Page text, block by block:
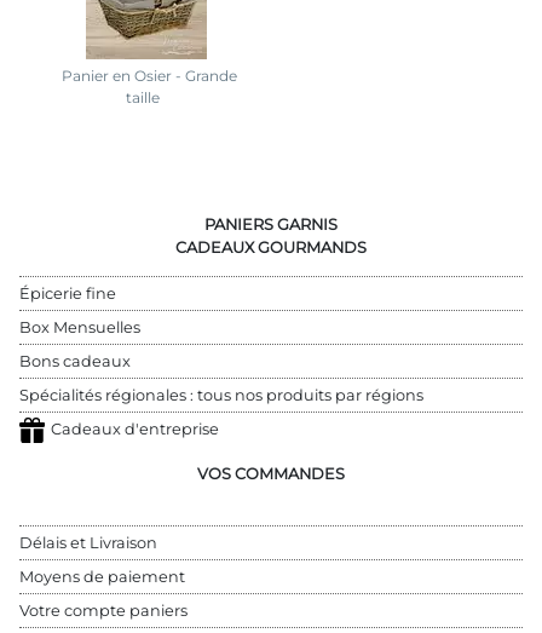
Panier en Osier - Grande
taille
PANIERS GARNIS
CADEAUX GOURMANDS
Épicerie fine
Box Mensuelles
Bons cadeaux
Spécialités régionales : tous nos produits par régions
Cadeaux d'entreprise
VOS COMMANDES
Délais et Livraison
Moyens de paiement
Votre compte paniers